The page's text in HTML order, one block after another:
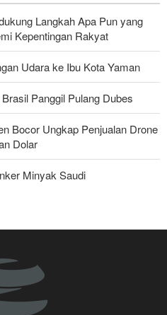
Langkah Apa Pun yang
Kepentingan Rakyat
Udara ke Ibu Kota Yaman
Panggil Pulang Dubes
Bocor Ungkap Penjualan Drone
Dolar
Minyak Saudi
Diusir dari Kawasan dan Semua